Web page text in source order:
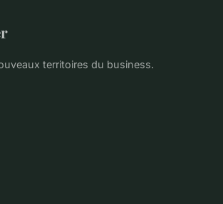
territoires du business.